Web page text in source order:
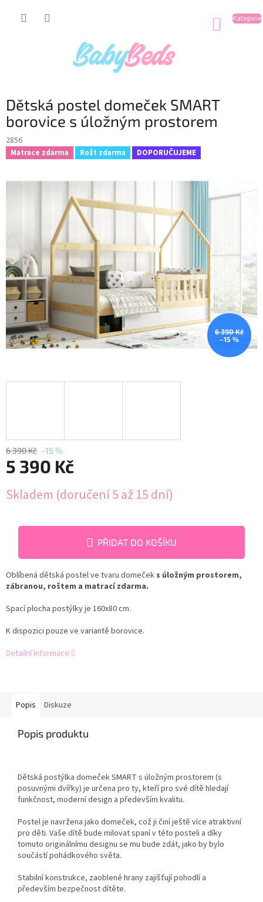
Dětská postel domeček SMART
borovice s úložným prostorem
2856
Matrace zdarma Rošt zdarma DOPORUČUJEME
6 390 Kč
–15 %
6 390 Kč –15 %
5 390 Kč
cena:
Skladem (doručení 5 až 15 dní)
PŘIDAT DO KOŠÍKU
Oblíbená dětská postel ve tvaru domeček s úložným prostorem,
zábranou, roštem a matrací zdarma.
Spací plocha postýlky je 160x80 cm.
K dispozici pouze ve variantě borovice.
Detailní informace
Popis Diskuze
Popis produktu
Dětská postýlka domeček SMART s úložným prostorem (s
posuvnými dvířky) je určena pro ty, kteří pro své dítě hledají
funkčnost, moderní design a především kvalitu.
Postel je navržena jako domeček, což ji činí ještě více atraktivní
pro děti. Vaše dítě bude milovat spaní v této posteli a díky
tomuto originálnímu designu se mu bude zdát, jako by bylo
součástí pohádkového světa.
Stabilní konstrukce, zaoblené hrany zajišťují pohodlí a
především bezpečnost dítěte.